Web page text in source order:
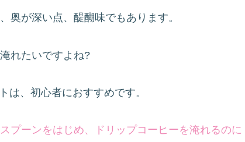
奥が深い点、醍醐味でもあります。
れたいですよね?
は、初心者におすすめです。
プーンをはじめ、ドリップコーヒーを淹れるのに